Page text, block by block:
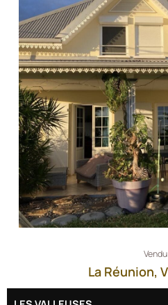
Vendu
La Réunion,